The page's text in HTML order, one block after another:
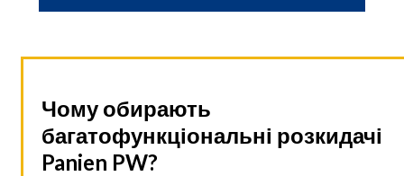
Чому обирають
багатофункціональні розкидачі
Panien PW?